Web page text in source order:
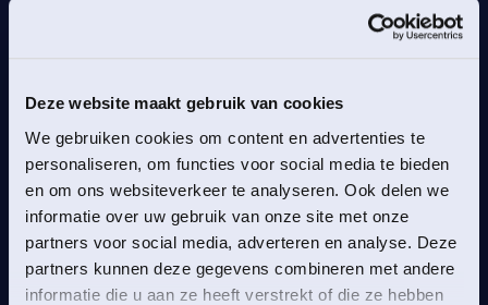
Deze website maakt gebruik van cookies
We gebruiken cookies om content en advertenties te
personaliseren, om functies voor social media te bieden
en om ons websiteverkeer te analyseren. Ook delen we
informatie over uw gebruik van onze site met onze
partners voor social media, adverteren en analyse. Deze
partners kunnen deze gegevens combineren met andere
informatie die u aan ze heeft verstrekt of die ze hebben